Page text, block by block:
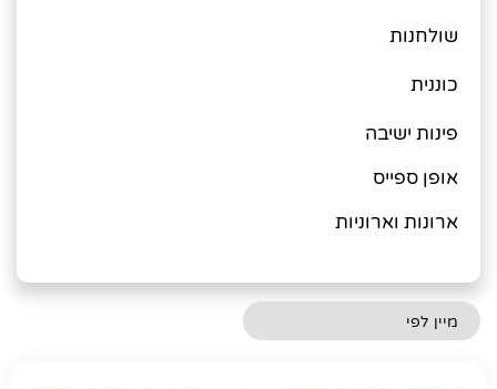
שולחנות
כוננית
פינות ישיבה
אופן ספייס
ארונות וארוניות